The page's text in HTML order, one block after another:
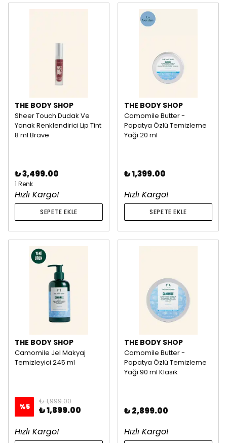
THE BODY SHOP
Sheer Touch Dudak Ve
Yanak Renklendirici Lip Tint
8 ml Brave
₺ 3,499.00
1 Renk
Hızlı Kargo!
SEPETE EKLE
THE BODY SHOP
Camomile Butter -
Papatya Özlü Temizleme
Yağı 20 ml
₺ 1,399.00
Hızlı Kargo!
SEPETE EKLE
THE BODY SHOP
Camomile Jel Makyaj
Temizleyici 245 ml
%5
₺ 1,999.00
₺ 1,899.00
Hızlı Kargo!
THE BODY SHOP
Camomile Butter -
Papatya Özlü Temizleme
Yağı 90 ml Klasik
₺ 2,899.00
Hızlı Kargo!